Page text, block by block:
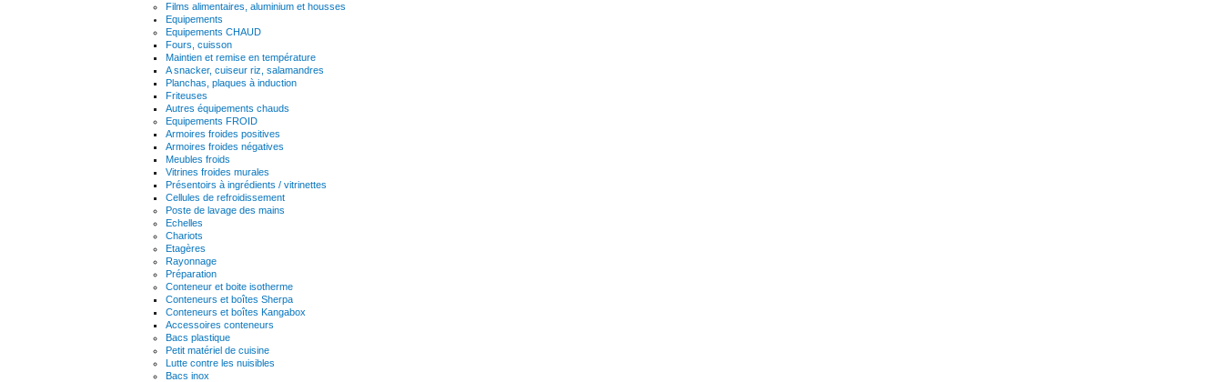
Films alimentaires, aluminium et housses
Equipements
Equipements CHAUD
Fours, cuisson
Maintien et remise en température
A snacker, cuiseur riz, salamandres
Planchas, plaques à induction
Friteuses
Autres équipements chauds
Equipements FROID
Armoires froides positives
Armoires froides négatives
Meubles froids
Vitrines froides murales
Présentoirs à ingrédients / vitrinettes
Cellules de refroidissement
Poste de lavage des mains
Echelles
Chariots
Etagères
Rayonnage
Préparation
Conteneur et boite isotherme
Conteneurs et boîtes Sherpa
Conteneurs et boîtes Kangabox
Accessoires conteneurs
Bacs plastique
Petit matériel de cuisine
Lutte contre les nuisibles
Bacs inox